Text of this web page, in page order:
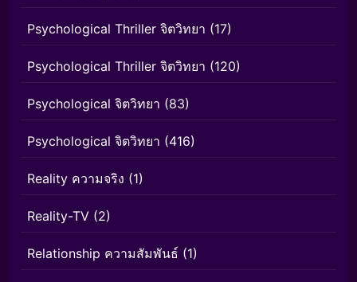
Psychological Thriller จิตวิทยา (17)
Psychological Thriller จิตวิทยา (120)
Psychological จิตวิทยา (83)
Psychological จิตวิทยา (416)
Reality ความจริง (1)
Reality-TV (2)
Relationship ความสัมพันธ์ (1)